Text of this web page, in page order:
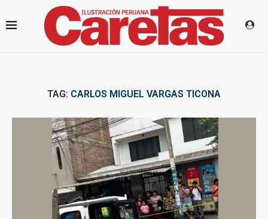
TAG: CARLOS MIGUEL VARGAS TICONA